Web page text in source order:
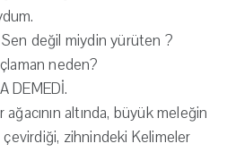
değil miydin yürüten ?
neden?
DEMEDİ.
altında, büyük meleğin
zihnindeki Kelimeler